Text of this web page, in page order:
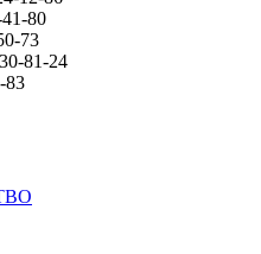
80
73
81-24
83